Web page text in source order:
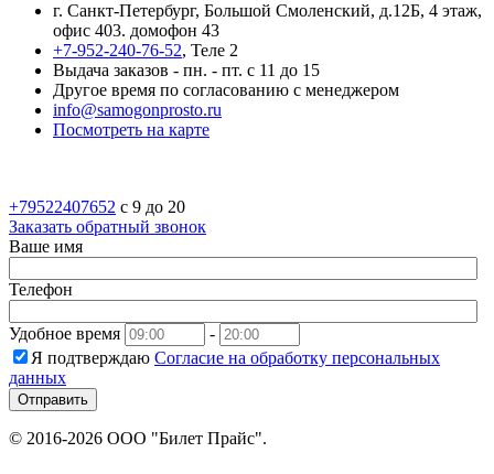
г. Санкт-Петербург, Большой Смоленский, д.12Б, 4 этаж,
офис 403. домофон 43
+7-952-240-76-52, Теле 2
Выдача заказов - пн. - пт. с 11 до 15
Другое время по согласованию с менеджером
info@samogonprosto.ru
Посмотреть на карте
+79522407652 c 9 до 20
Заказать обратный звонок
Ваше имя
Телефон
Удобное время
-
Я подтверждаю Согласие на обработку персональных
данных
Отправить
© 2016-2026 ООО "Билет Прайс".